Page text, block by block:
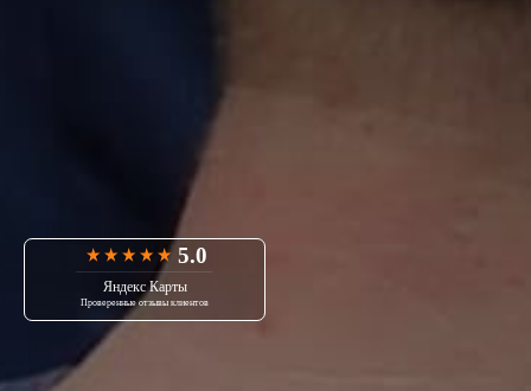
5.0
Яндекс Карты
Проверенные отзывы клиентов